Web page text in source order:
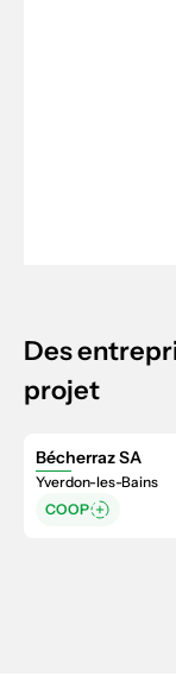
Des
projet
Bécherraz SA
Yverdon-les-Bains
COOP